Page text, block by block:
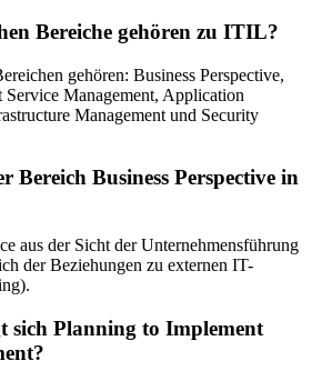
Bereiche gehören zu ITIL?
gehören: Business Perspective,
Management, Application
Management und Security
Bereich Business Perspective in
aus der Sicht der Unternehmensführung
der Beziehungen zu externen IT-
sich Planning to Implement